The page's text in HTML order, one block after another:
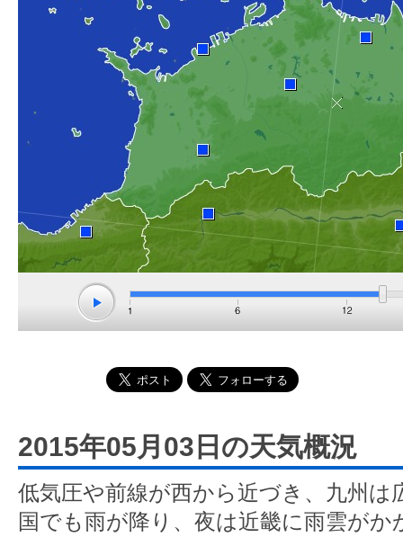
2015年05月03日の天気概況
低気圧や前線が西から近づき、九州は
国でも雨が降り、夜は近畿に雨雲がか